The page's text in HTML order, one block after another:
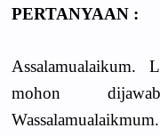
PERTANYAAN :
Assalamualaikum.
mohon